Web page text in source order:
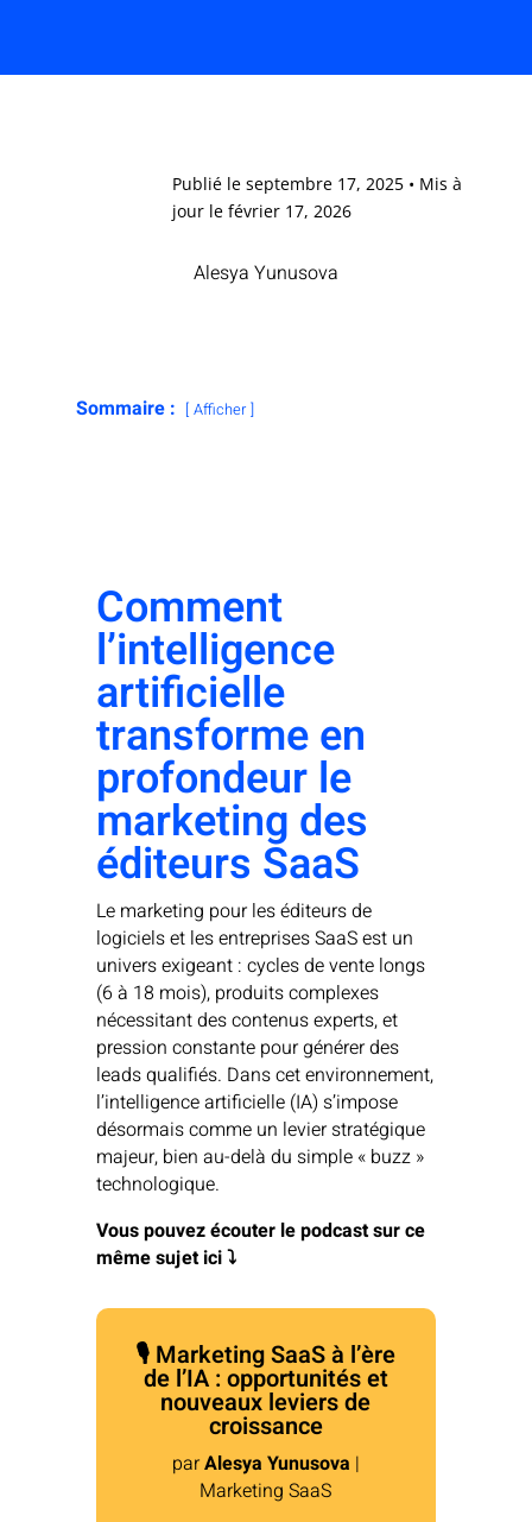
Publié le septembre 17, 2025 • Mis à
jour le février 17, 2026
Alesya Yunusova
Sommaire : Afficher
Comment
l’intelligence
artificielle
transforme en
profondeur le
marketing des
éditeurs SaaS
Le marketing pour les éditeurs de
logiciels et les entreprises SaaS est un
univers exigeant : cycles de vente longs
(6 à 18 mois), produits complexes
nécessitant des contenus experts, et
pression constante pour générer des
leads qualifiés. Dans cet environnement,
l’intelligence artificielle (IA) s’impose
désormais comme un levier stratégique
majeur, bien au-delà du simple « buzz »
technologique.
Vous pouvez écouter le podcast sur ce
même sujet ici ⤵️
🎙️ Marketing SaaS à l’ère
de l’IA : opportunités et
nouveaux leviers de
croissance
parAlesya Yunusova |
Marketing SaaS